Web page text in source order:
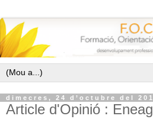
dimecres, 24 d’octubre del
Article d'Opinió :